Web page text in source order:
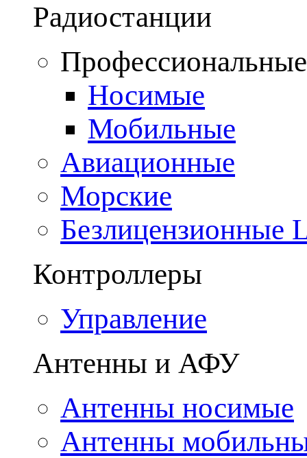
Радиостанции
Носимые
Мобильные
Авиационные
Морские
Безлицензионные
Контроллеры
Управление
Антенны и АФУ
Антенны носимые
Антенны